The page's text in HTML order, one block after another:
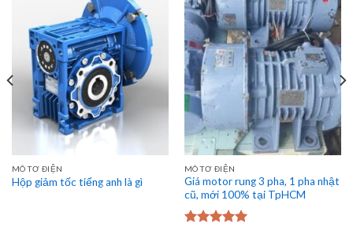
Add to
Wishlist
MÔ TƠ ĐIỆN
Hộp giảm tốc tiếng anh là gì
Add to
Wishlist
MÔ TƠ ĐIỆN
Giá motor rung 3 pha, 1 pha nhật
cũ, mới 100% tại TpHCM